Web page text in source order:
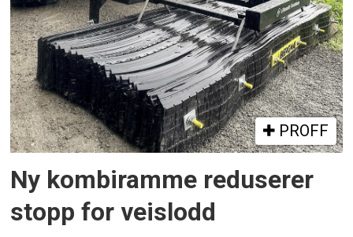
PROFF
Ny kombiramme reduserer
stopp for veislodd